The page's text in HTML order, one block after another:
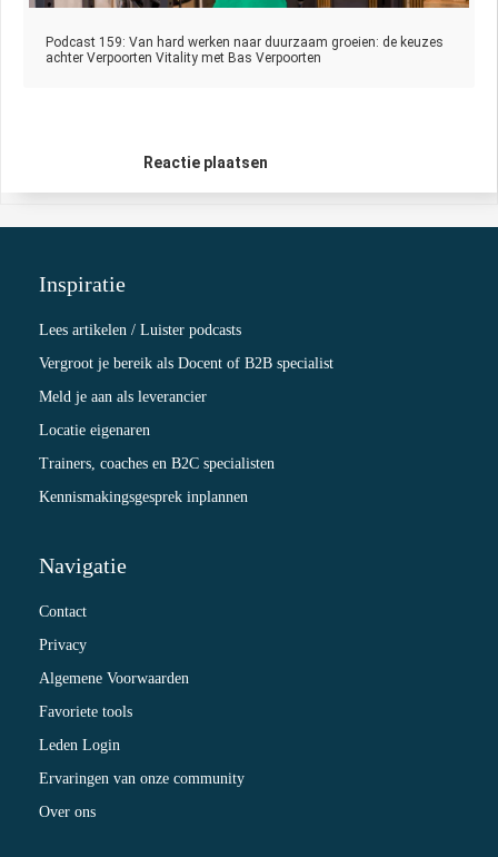
Podcast 159: Van hard werken naar duurzaam groeien: de keuzes
achter Verpoorten Vitality met Bas Verpoorten
Reactie plaatsen
Inspiratie
Lees artikelen / Luister podcasts
Vergroot je bereik als Docent of B2B specialist
Meld je aan als leverancier
Locatie eigenaren
Trainers, coaches en B2C specialisten
Kennismakingsgesprek inplannen
Navigatie
Contact
Privacy
Algemene Voorwaarden
Favoriete tools
Leden Login
Ervaringen van onze community
Over ons